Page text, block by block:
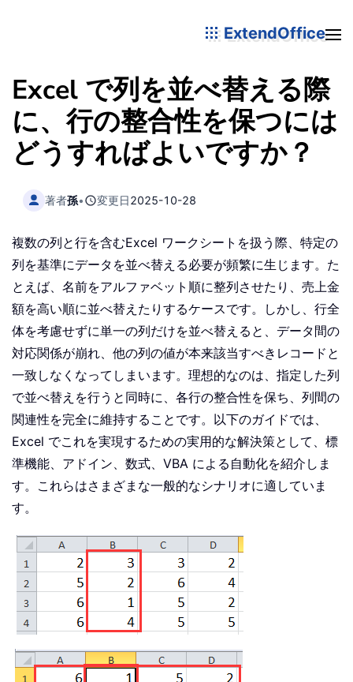
ExtendOffice
Excel で列を並べ替える際
に、行の整合性を保つには
どうすればよいですか？
著者孫• 変更日2025-10-28
複数の列と行を含むExcel ワークシートを扱う際、特定の
列を基準にデータを並べ替える必要が頻繁に生じます。た
とえば、名前をアルファベット順に整列させたり、売上金
額を高い順に並べ替えたりするケースです。しかし、行全
体を考慮せずに単一の列だけを並べ替えると、データ間の
対応関係が崩れ、他の列の値が本来該当すべきレコードと
一致しなくなってしまいます。理想的なのは、指定した列
で並べ替えを行うと同時に、各行の整合性を保ち、列間の
関連性を完全に維持することです。以下のガイドでは、
Excel でこれを実現するための実用的な解決策として、標
準機能、アドイン、数式、VBA による自動化を紹介しま
す。これらはさまざまな一般的なシナリオに適していま
す。